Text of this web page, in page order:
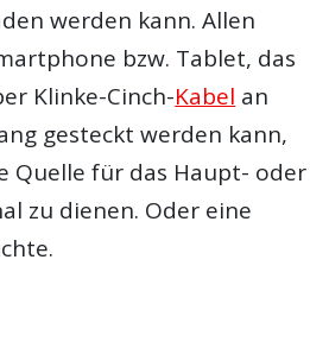
werden kann. Allen
bzw. Tablet, das
Klinke-Cinch-Kabel an
gesteckt werden kann,
Quelle für das Haupt- oder
zu dienen. Oder eine